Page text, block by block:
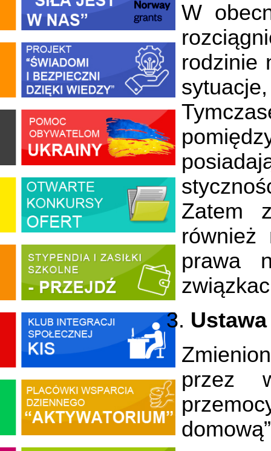
W
rodzinie
Zatem
również
prawa
przez